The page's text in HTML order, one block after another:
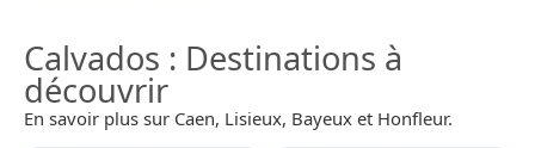
Calvados : Destinations à
découvrir
En savoir plus sur Caen, Lisieux, Bayeux et Honfleur.